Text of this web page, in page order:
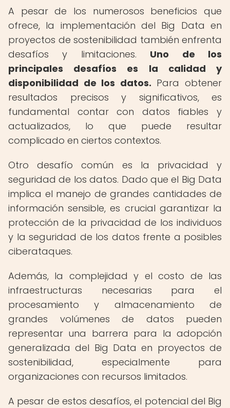
A pesar de los numerosos beneficios que
ofrece, la implementación del Big Data en
proyectos de sostenibilidad también enfrenta
desafíos y limitaciones. Uno de los
principales desafíos es la calidad y
disponibilidad de los datos. Para obtener
resultados precisos y significativos, es
fundamental contar con datos fiables y
actualizados, lo que puede resultar
complicado en ciertos contextos.
Otro desafío común es la privacidad y
seguridad de los datos. Dado que el Big Data
implica el manejo de grandes cantidades de
información sensible, es crucial garantizar la
protección de la privacidad de los individuos
y la seguridad de los datos frente a posibles
ciberataques.
Además, la complejidad y el costo de las
infraestructuras necesarias para el
procesamiento y almacenamiento de
grandes volúmenes de datos pueden
representar una barrera para la adopción
generalizada del Big Data en proyectos de
sostenibilidad, especialmente para
organizaciones con recursos limitados.
A pesar de estos desafíos, el potencial del Big